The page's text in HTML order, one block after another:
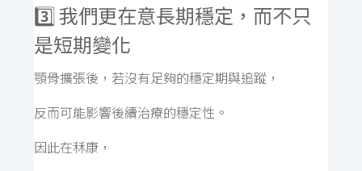
3️⃣ 我們更在意長期穩定，而不只
是短期變化
顎骨擴張後，若沒有足夠的穩定期與追蹤，
反而可能影響後續治療的穩定性。
因此在秝康，